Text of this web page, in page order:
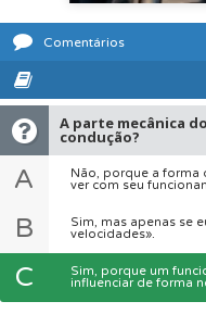
Comentários
A parte mecânica
condução?
A
Não, porque a forma
ver com seu
B
Sim, mas apenas se
velocidades».
C
Sim, porque um
influenciar de forma